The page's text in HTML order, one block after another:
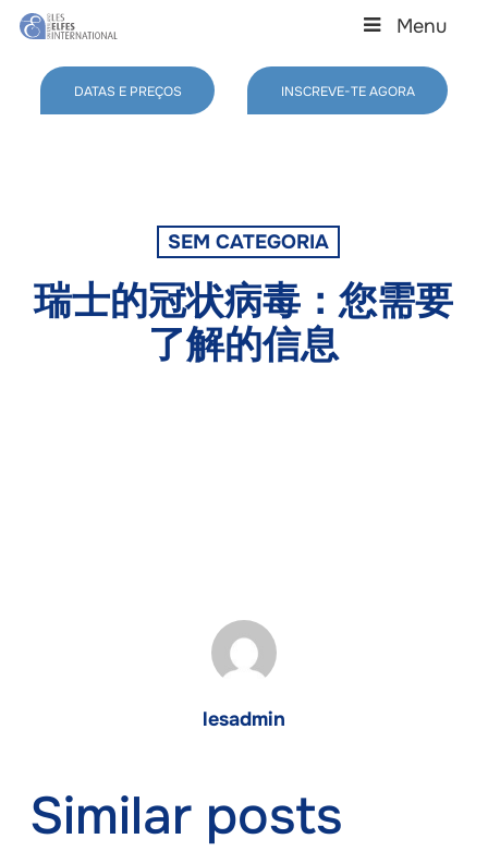
Skip
content
Menu
DATAS E PREÇOS INSCREVE-TE AGORA
SEM CATEGORIA
瑞士的冠状病毒：您需要
了解的信息
lesadmin
Similar posts
Close
Menu